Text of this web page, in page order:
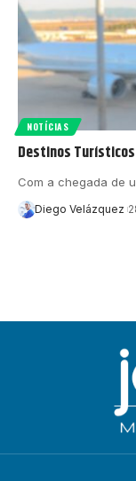
NOTÍCIAS
Destinos
Com a chegada de
Diego Velázquez